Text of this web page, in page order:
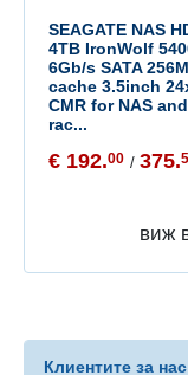
SEAGATE NAS
4TB IronWolf
6Gb/s SATA
cache 3.5inch
CMR for NAS
rac...
€ 192.00 / 375.
виж
Клиентите за нас